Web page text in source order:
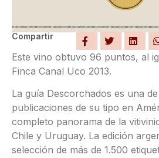
Compartir
Este vino obtuvo 96 puntos, al
Finca Canal Uco 2013.
La guía Descorchados es una
publicaciones de su tipo en
completo panorama de la
Chile y Uruguay. La edición
selección de más de 1.500